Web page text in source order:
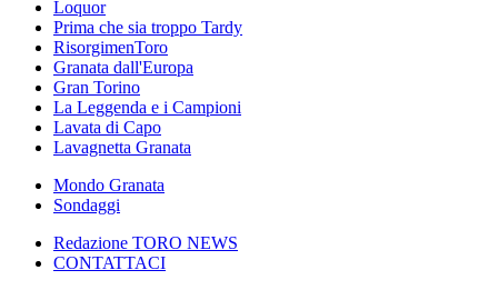
Loquor
Prima che sia troppo Tardy
RisorgimenToro
Granata dall'Europa
Gran Torino
La Leggenda e i Campioni
Lavata di Capo
Lavagnetta Granata
Mondo Granata
Sondaggi
Redazione TORO NEWS
CONTATTACI